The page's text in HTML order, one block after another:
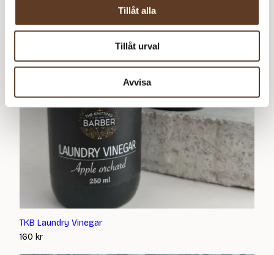
Tillåt alla
Tillåt urval
Avvisa
TKB Laundry Vinegar
160 kr